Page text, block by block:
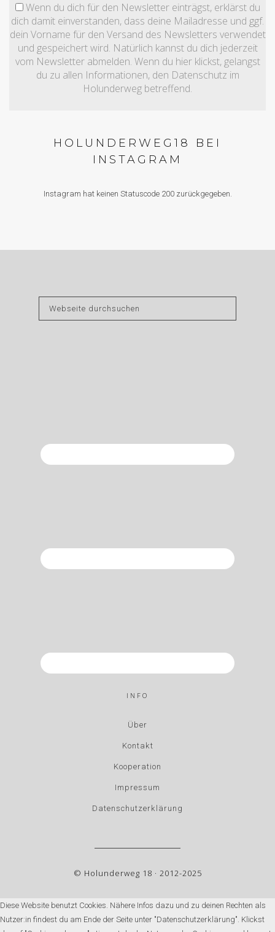
Wenn du dich für den Newsletter einträgst, erklärst du
dich damit einverstanden, dass deine Mailadresse und ggf.
dein Vorname für den Versand des Newsletters verwendet
und gespeichert wird. Natürlich kannst du dich jederzeit
vom Newsletter abmelden. Wenn du hier klickst, gelangst
du zu allen Informationen, den Datenschutz im
Holunderweg betreffend.
HOLUNDERWEG18 BEI
INSTAGRAM
Instagram hat keinen Statuscode 200 zurückgegeben.
INFO
Über
Kontakt
Kooperation
Impressum
Datenschutzerklärung
© Holunderweg 18 · 2012-2025
Diese Website benutzt Cookies. Nähere Infos dazu und zu deinen Rechten als
Nutzer:in findest du am Ende der Seite unter "Datenschutzerklärung". Klickst